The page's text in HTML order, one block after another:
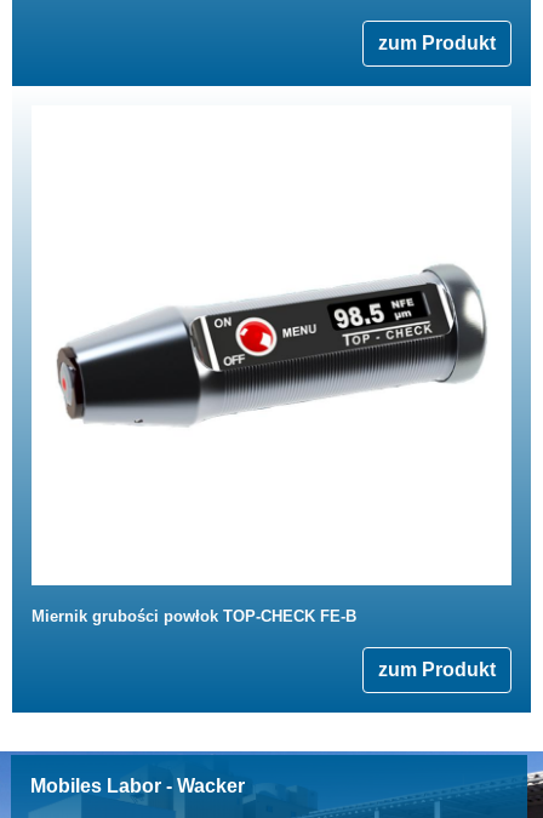
zum Produkt
Miernik grubości powłok TOP-CHECK FE-B
zum Produkt
Mobiles Labor - Wacker